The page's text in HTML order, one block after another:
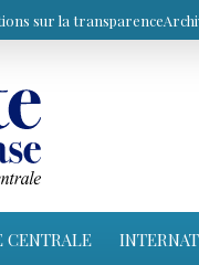
sur la transparence
CENTRALE